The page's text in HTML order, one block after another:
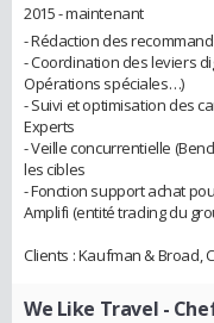
2015 - maintenant
- Rédaction des
- Coordination des leviers
Opérations spéciales…)
- Suivi et optimisation des
Experts
- Veille concurrentielle
les cibles
- Fonction support achat
Amplifi (entité trading du
Clients : Kaufman & Broad,
We Like Travel -